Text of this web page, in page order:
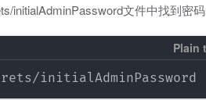
initialAdminPassword文件中找到密码